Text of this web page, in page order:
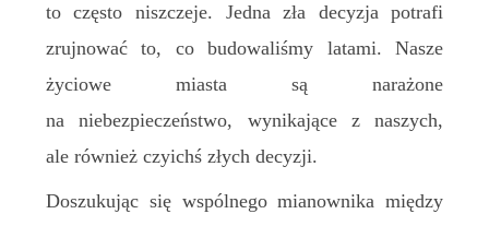
to często niszczeje. Jedna zła decyzja potrafi
zrujnować to, co budowaliśmy latami. Nasze
życiowe miasta są narażone
na niebezpieczeństwo, wynikające z naszych,
ale również czyichś złych decyzji.
Doszukując się wspólnego mianownika między